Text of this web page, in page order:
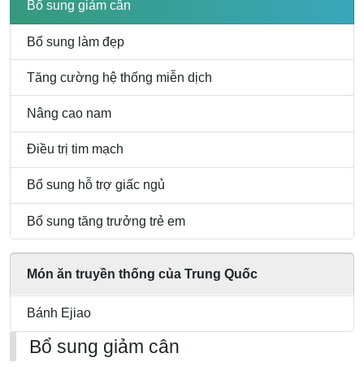
Bổ sung giảm cân
Bổ sung làm đẹp
Tăng cường hệ thống miễn dịch
Nâng cao nam
Điều trị tim mạch
Bổ sung hỗ trợ giấc ngủ
Bổ sung tăng trưởng trẻ em
Món ăn truyền thống của Trung Quốc
Bánh Ejiao
Bổ sung giảm cân